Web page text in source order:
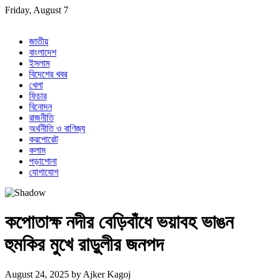
Skip
Friday, August 7
জাতীয়
বাংলাদেশ
ইসলাম
বিদেশের খবর
খেলা
ফিচার
বিনোদন
রাজনীতি
অর্থনীতি ও বাণিজ্য
করপোরেট
কলাম
পড়াশোনা
যোগাযোগ
কপোতাক্ষ নদীর বেড়িবাঁধে ভয়াবহ ভাঙন
হুমকির মুখে রাড়ুলীর জনপদ
August 24, 2025 by Ajker Kagoj